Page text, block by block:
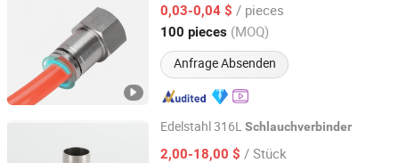
0,03-0,04 $ / pieces
100 pieces (MOQ)
Anfrage Absenden
Zhejiang, China Seit 2025
Edelstahl 316L Schlauchverbinder
2,00-18,00 $ / Stück
Donjoy Technology Co., Ltd.